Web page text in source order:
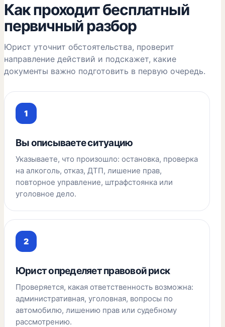
Как проходит бесплатный
первичный разбор
Юрист уточнит обстоятельства, проверит
направление действий и подскажет, какие
документы важно подготовить в первую очередь.
Вы описываете ситуацию
Указываете, что произошло: остановка, проверка
на алкоголь, отказ, ДТП, лишение прав,
повторное управление, штрафстоянка или
уголовное дело.
Юрист определяет правовой риск
Проверяется, какая ответственность возможна:
административная, уголовная, вопросы по
автомобилю, лишению прав или судебному
рассмотрению.